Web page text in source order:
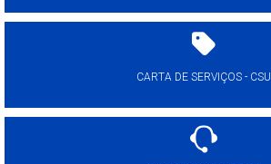
CARTA DE SERVIÇOS - CSU